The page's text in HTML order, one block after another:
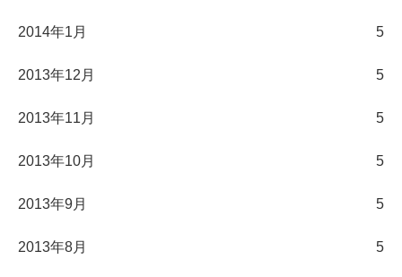
2014年1月 5
2013年12月 5
2013年11月 5
2013年10月 5
2013年9月 5
2013年8月 5